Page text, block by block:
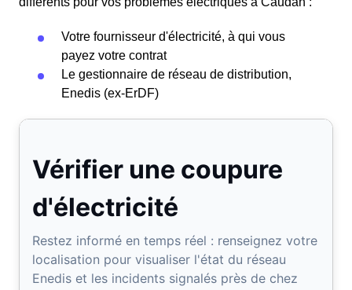
Votre fournisseur d'électricité, à qui vous
payez votre contrat
Le gestionnaire de réseau de distribution,
Enedis (ex-ErDF)